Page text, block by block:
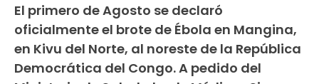
El primero de Agosto se declaró
oficialmente el brote de Ébola en Mangina,
en Kivu del Norte, al noreste de la República
Democrática del Congo. A pedido del